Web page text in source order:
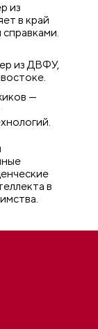
из
в край
из ДВФУ,
—
в